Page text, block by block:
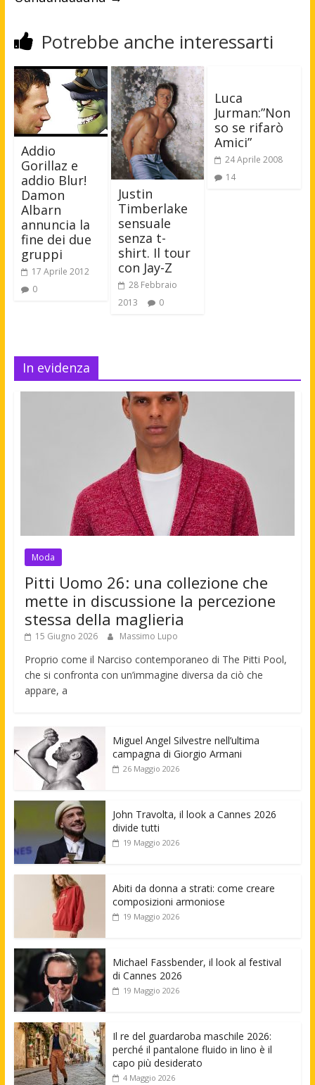
Potrebbe anche interessarti
Addio
Gorillaz e
addio Blur!
Damon
Albarn
annuncia la
fine dei due
gruppi
17 Aprile 2012
0
Justin
Timberlake
sensuale
senza t-
shirt. Il tour
con Jay-Z
28 Febbraio
2013
0
Luca
Jurman:”Non
so se rifarò
Amici”
24 Aprile 2008
14
In evidenza
Moda
Pitti Uomo 26: una collezione che
mette in discussione la percezione
stessa della maglieria
15 Giugno 2026 Massimo Lupo
Proprio come il Narciso contemporaneo di The Pitti Pool,
che si confronta con un’immagine diversa da ciò che
appare, a
Miguel Angel Silvestre nell’ultima
campagna di Giorgio Armani
26 Maggio 2026
John Travolta, il look a Cannes 2026
divide tutti
19 Maggio 2026
Abiti da donna a strati: come creare
composizioni armoniose
19 Maggio 2026
Michael Fassbender, il look al festival
di Cannes 2026
19 Maggio 2026
Il re del guardaroba maschile 2026:
perché il pantalone fluido in lino è il
capo più desiderato
4 Maggio 2026